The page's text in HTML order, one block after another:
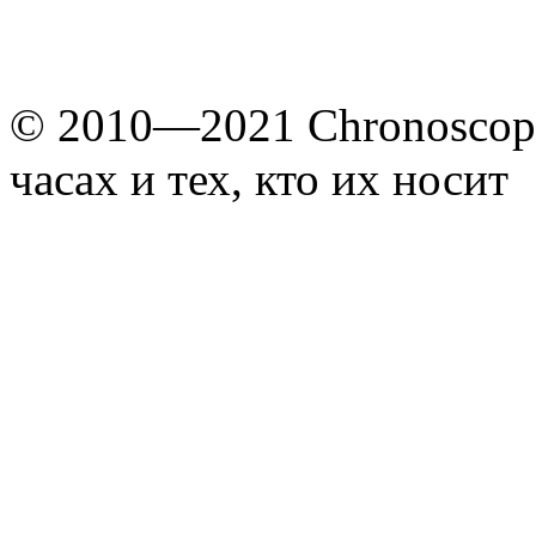
© 2010—2021
часах и тех, кто их носит